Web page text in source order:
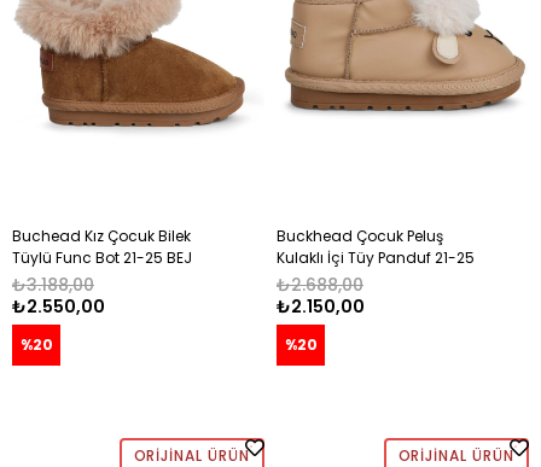
Buchead Kız Çocuk Bilek
Tüylü Func Bot 21-25 BEJ
₺2.550,00
₺3.188,00
%20
Buckhead Çocuk Peluş
Kulaklı İçi Tüy Panduf 21-25
KAHVE
₺2.150,00
₺2.688,00
%20
ORIJINAL ÜRÜN ORIJINAL ÜRÜN